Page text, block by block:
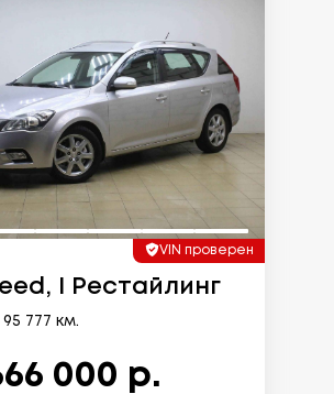
VIN проверен
I Рестайлинг
777 км.
000 р.